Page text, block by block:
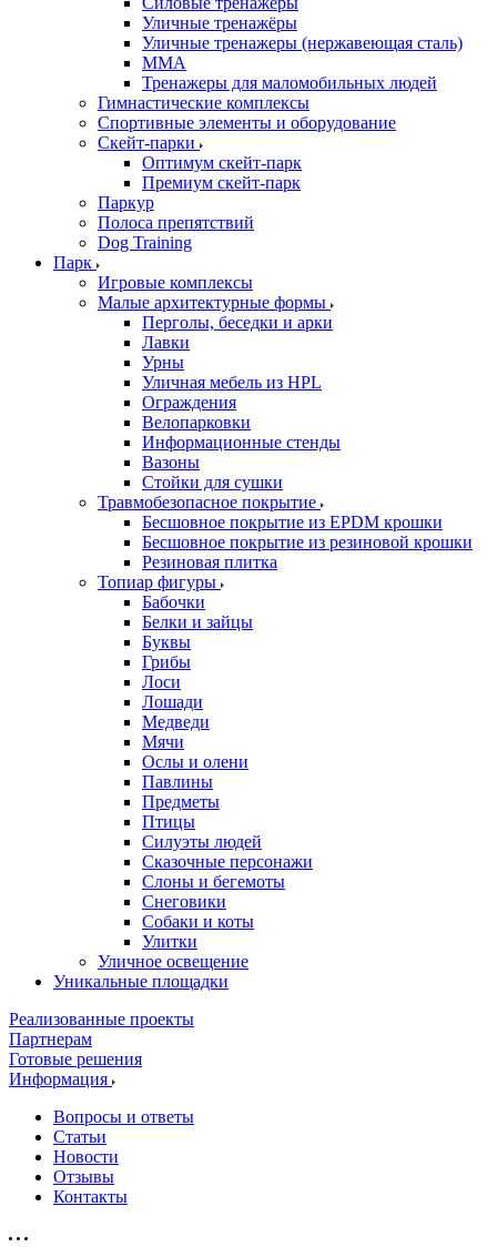
Уличные тренажёры
Уличные тренажеры (нержавеющая сталь)
ММА
Тренажеры для маломобильных людей
Гимнастические комплексы
Спортивные элементы и оборудование
Скейт-парки
Оптимум скейт-парк
Премиум скейт-парк
Паркур
Полоса препятствий
Dog Training
Парк
Игровые комплексы
Малые архитектурные формы
Перголы, беседки и арки
Лавки
Урны
Уличная мебель из HPL
Ограждения
Велопарковки
Информационные стенды
Вазоны
Стойки для сушки
Травмобезопасное покрытие
Бесшовное покрытие из EPDM крошки
Бесшовное покрытие из резиновой крошки
Резиновая плитка
Топиар фигуры
Бабочки
Белки и зайцы
Буквы
Грибы
Лоси
Лошади
Медведи
Мячи
Ослы и олени
Павлины
Предметы
Птицы
Силуэты людей
Сказочные персонажи
Слоны и бегемоты
Снеговики
Собаки и коты
Улитки
Уличное освещение
Уникальные площадки
Реализованные проекты
Партнерам
Готовые решения
Информация
Вопросы и ответы
Статьи
Новости
Отзывы
Контакты